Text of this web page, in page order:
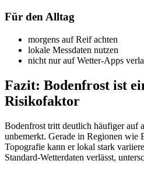
Für den Alltag
morgens auf Reif achten
lokale Messdaten nutzen
nicht nur auf Wetter-Apps
Fazit: Bodenfrost ist
Risikofaktor
Bodenfrost tritt deutlich häufiger auf
unbemerkt. Gerade in Regionen wie
Topografie kann er lokal stark
Standard-Wetterdaten verlässt,